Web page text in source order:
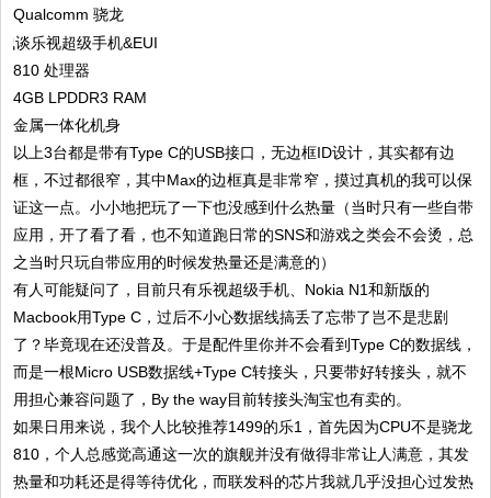
Qualcomm 骁龙
810 处理器
4GB LPDDR3 RAM
金属一体化机身
以上3台都是带有Type C的USB接口，无边框ID设计，其实都有边
框，不过都很窄，其中Max的边框真是非常窄，摸过真机的我可以保
证这一点。小小地把玩了一下也没感到什么热量（当时只有一些自带
应用，开了看了看，也不知道跑日常的SNS和游戏之类会不会烫，总
之当时只玩自带应用的时候发热量还是满意的）
有人可能疑问了，目前只有乐视超级手机、Nokia N1和新版的
Macbook用Type C，过后不小心数据线搞丢了忘带了岂不是悲剧
了？毕竟现在还没普及。于是配件里你并不会看到Type C的数据线，
而是一根Micro USB数据线+Type C转接头，只要带好转接头，就不
用担心兼容问题了，By the way目前转接头淘宝也有卖的。
如果日用来说，我个人比较推荐1499的乐1，首先因为CPU不是骁龙
810，个人总感觉高通这一次的旗舰并没有做得非常让人满意，其发
热量和功耗还是得等待优化，而联发科的芯片我就几乎没担心过发热